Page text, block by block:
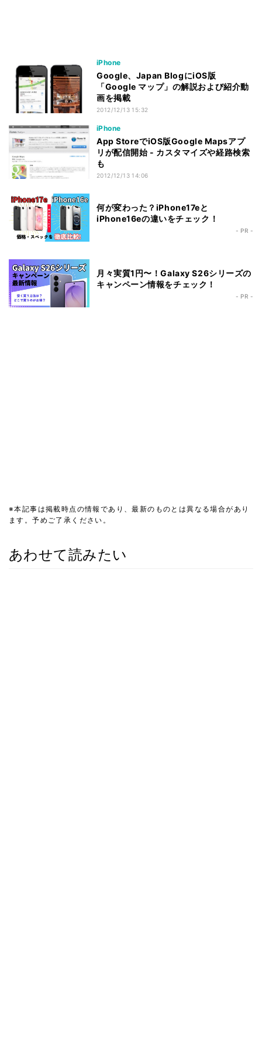
iPhone
Google、Japan BlogにiOS版
「Google マップ」の解説および紹介動
画を掲載
2012/12/13 15:32
iPhone
App StoreでiOS版Google Mapsアプ
リが配信開始 - カスタマイズや経路検索
も
2012/12/13 14:06
何が変わった？iPhone17eと
iPhone16eの違いをチェック！
- PR -
月々実質1円〜！Galaxy S26シリーズの
キャンペーン情報をチェック！
- PR -
※本記事は掲載時点の情報であり、最新のものとは異なる場合があり
ます。予めご了承ください。
あわせて読みたい